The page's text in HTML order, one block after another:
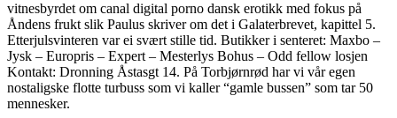
vitnesbyrdet om canal digital porno dansk erotikk med fokus på
Åndens frukt slik Paulus skriver om det i Galaterbrevet, kapittel 5.
Etterjulsvinteren var ei svært stille tid. Butikker i senteret: Maxbo –
Jysk – Europris – Expert – Mesterlys Bohus – Odd fellow losjen
Kontakt: Dronning Åstasgt 14. På Torbjørnrød har vi vår egen
nostaligske flotte turbuss som vi kaller “gamle bussen” som tar 50
mennesker.